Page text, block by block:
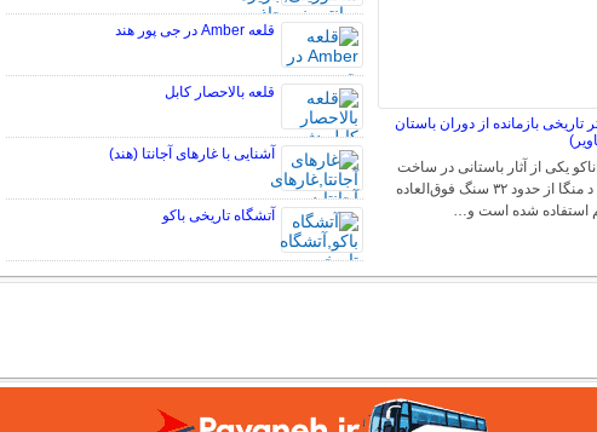
تاریخی بازمانده از دوران باستان
یکی از آثار باستانی در ساخت
دلمن د منگا از حدود ۳۲ سنگ فوق‌العاده
استفاده شده است و…
قلعه Amber در جی پور هند
قلعه بالاحصار کابل
آشنایی با غارهای آجانتا (هند)
آتشگاه تاریخی باکو